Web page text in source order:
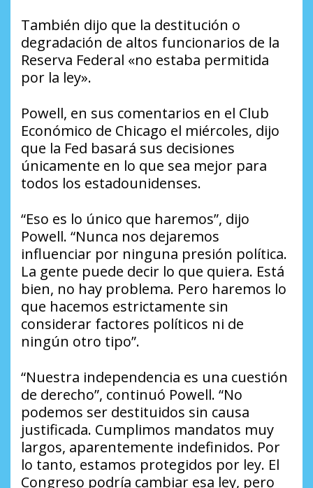
También dijo que la destitución o
degradación de altos funcionarios de la
Reserva Federal «no estaba permitida
por la ley».
Powell, en sus comentarios en el Club
Económico de Chicago el miércoles, dijo
que la Fed basará sus decisiones
únicamente en lo que sea mejor para
todos los estadounidenses.
“Eso es lo único que haremos”, dijo
Powell. “Nunca nos dejaremos
influenciar por ninguna presión política.
La gente puede decir lo que quiera. Está
bien, no hay problema. Pero haremos lo
que hacemos estrictamente sin
considerar factores políticos ni de
ningún otro tipo”.
“Nuestra independencia es una cuestión
de derecho”, continuó Powell. “No
podemos ser destituidos sin causa
justificada. Cumplimos mandatos muy
largos, aparentemente indefinidos. Por
lo tanto, estamos protegidos por ley. El
Congreso podría cambiar esa ley, pero